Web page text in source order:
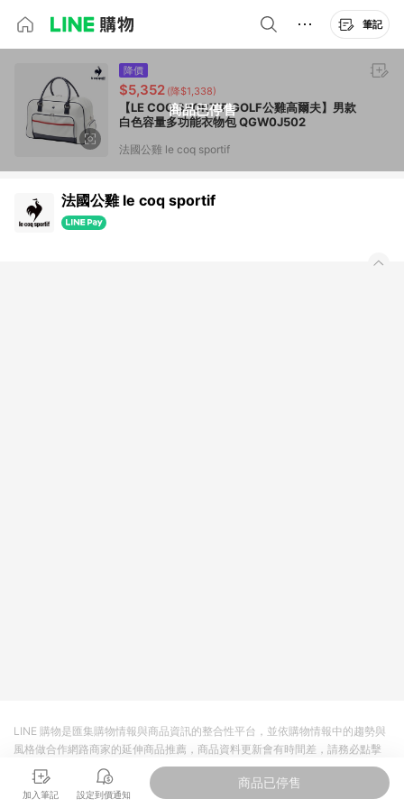
筆記
商品已停售
降價
$5,352 (降$1,338)
【LE COQ SPORTIF GOLF公雞高爾夫】男款
白色容量多功能衣物包 QGW0J502
法國公雞 le coq sportif
法國公雞 le coq sportif
加入筆記 設定到價通知
商品已停售
LINE 購物是匯集購物情報與商品資訊的整合性平台，並依購物情報中的趨勢與
風格做合作網路商家的延伸商品推薦，商品資料更新會有時間差，請務必點擊
商品至各合作網路商家，確認現售價與購物條件，一切資訊以合作廠商網頁為
準。